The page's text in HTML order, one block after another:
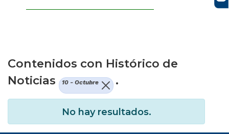
Contenidos con Histórico de
Noticias
10 - Octubre .
No hay resultados.